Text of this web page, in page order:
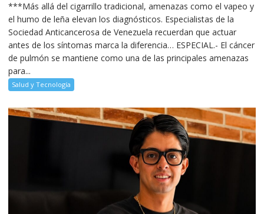
***Más allá del cigarrillo tradicional, amenazas como el vapeo y
el humo de leña elevan los diagnósticos. Especialistas de la
Sociedad Anticancerosa de Venezuela recuerdan que actuar
antes de los síntomas marca la diferencia… ESPECIAL.- El cáncer
de pulmón se mantiene como una de las principales amenazas
para...
Salud y Tecnología